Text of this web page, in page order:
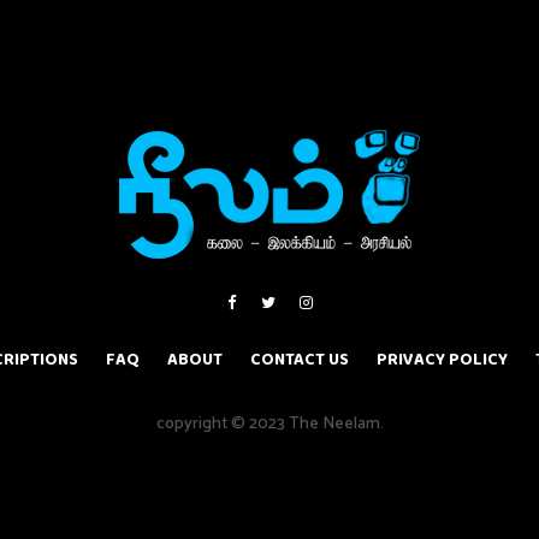
FAQ ABOUT CONTACT US PRIVACY POLICY
copyright © 2023 The Neelam.